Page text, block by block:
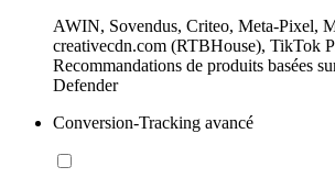
AWIN, Sovendus, Criteo, Meta-Pixel,
creativecdn.com (RTBHouse), TikTok
Recommandations de produits basées
Defender
Conversion-Tracking avancé